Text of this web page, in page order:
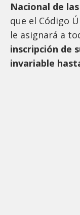
Nacional de
que el Código
le asignará a
inscripción de
invariable